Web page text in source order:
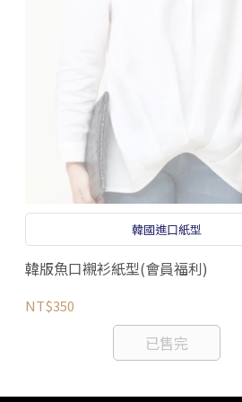
韓國進口紙型
韓版魚口襯衫紙型(會員福利)
NT$350
已售完